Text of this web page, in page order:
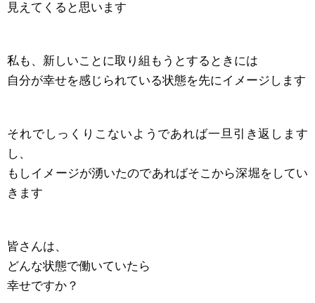
見えてくると思います
私も、新しいことに取り組もうとするときには
自分が幸せを感じられている状態を先にイメージします
それでしっくりこないようであれば一旦引き返します
し、
もしイメージが湧いたのであればそこから深堀をしてい
きます
皆さんは、
どんな状態で働いていたら
幸せですか？